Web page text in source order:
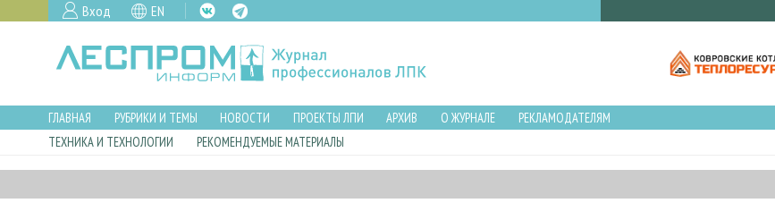
Вход EN
ГЛАВНАЯ РУБРИКИ И ТЕМЫ НОВОСТИ ПРОЕКТЫ ЛПИ АРХИВ О ЖУРНАЛЕ
РЕКЛАМОДАТЕЛЯМ
ТЕХНИКА И ТЕХНОЛОГИИ
РЕКОМЕНДУЕМЫЕ МАТЕРИАЛЫ